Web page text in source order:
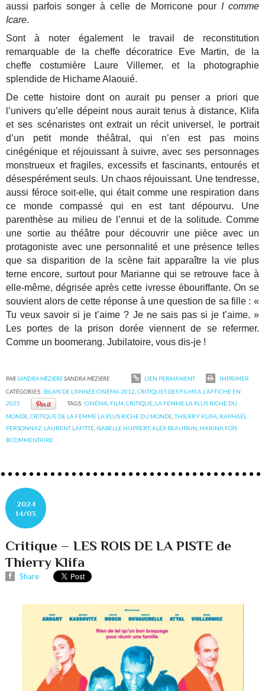
aussi parfois songer à celle de Morricone pourI comme
Icare.
Sont à noter également le travail de reconstitution
remarquable de la cheffe décoratrice Eve Martin, de la
cheffe costumière Laure Villemer, et la photographie
splendide de Hichame Alaouié.
De cette histoire dont on aurait pu penser a priori que
l’univers qu’elle dépeint nous aurait tenus à distance, Klifa
et ses scénaristes ont extrait un récit universel, le portrait
d’un petit monde théâtral, qui n’en est pas moins
cinégénique et réjouissant à suivre, avec ses personnages
monstrueux et fragiles, excessifs et fascinants, entourés et
désespérément seuls. Un chaos réjouissant. Une tendresse,
aussi féroce soit-elle, qui était comme une respiration dans
ce monde compassé qui en est tant dépourvu. Une
parenthèse au milieu de l’ennui et de la solitude. Comme
une sortie au théâtre pour découvrir une pièce avec un
protagoniste avec une personnalité et une présence telles
que sa disparition de la scène fait apparaître la vie plus
terne encore, surtout pour Marianne qui se retrouve face à
elle-même, dégrisée après cette ivresse ébouriffante. On se
souvient alors de cette réponse à une question de sa fille : «
Tu veux savoir si je t’aime ? Je ne sais pas si je t’aime. »
Les portes de la prison dorée viennent de se refermer.
Comme un boomerang. Jubilatoire, vous dis-je !
PARSANDRA MÉZIÈRESANDRA MÉZIÈRE LIEN PERMANENT
IMPRIMER
CATÉGORIES : BILAN DE L'ANNEE CINEMA 2012 ,CRITIQUES DES FILMS A L'AFFICHE EN
2025
TAGS :CINÉMA FILM CRITIQUE, LA FEMME LA PLUS RICHE DU
MONDE ,CRITIQUE DE LA FEMME LA PLUS RICHE DU MONDE ,THIERRY KLIFA RAPHAËL
PERSONNAZ. LAURENT LAFITTE ISABELLE HUPPERT,ALEX BEAUPAIN MARINA FOÏS
0COMMENTAIRE
2024
14/03
Critique – LES ROIS DE LA PISTE de
Thierry Klifa
Share